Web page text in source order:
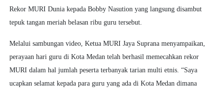
Rekor MURI Dunia kepada Bobby Nasution yang langsung disambut
tepuk tangan meriah belasan ribu guru tersebut.
Melalui sambungan video, Ketua MURI Jaya Suprana menyampaikan,
perayaan hari guru di Kota Medan telah berhasil memecahkan rekor
MURI dalam hal jumlah peserta terbanyak tarian multi etnis. “Saya
ucapkan selamat kepada para guru yang ada di Kota Medan dimana